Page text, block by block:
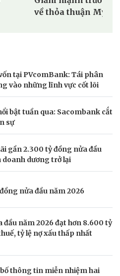
về thỏa thuận Mỹ -
tại PVcomBank: Tái phân
vào những lĩnh vực cốt lõi
bật tuần qua: Sacombank cắt
sự
gần 2.300 tỷ đồng nửa đầu
dương trở lại
nửa đầu năm 2026
đầu năm 2026 đạt hơn 8.600 tỷ
tỷ lệ nợ xấu thấp nhất
thông tin miễn nhiệm hai